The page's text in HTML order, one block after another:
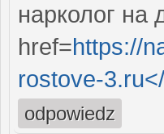
нарколог на
href=https://
rostove-
odpowiedz